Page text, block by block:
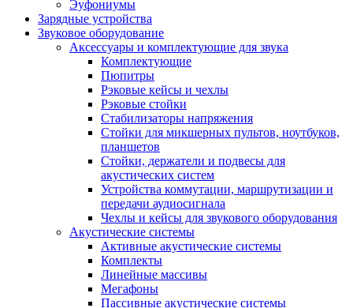
Эуфониумы
Зарядные устройства
Звуковое оборудование
Аксессуары и комплектующие для звука
Комплектующие
Пюпитры
Рэковые кейсы и чехлы
Рэковые стойки
Стабилизаторы напряжения
Стойки для микшерных пультов, ноутбуков,
планшетов
Стойки, держатели и подвесы для
акустических систем
Устройства коммутации, маршрутизации и
передачи аудиосигнала
Чехлы и кейсы для звукового оборудования
Акустические системы
Активные акустические системы
Комплекты
Линейные массивы
Мегафоны
Пассивные акустические системы